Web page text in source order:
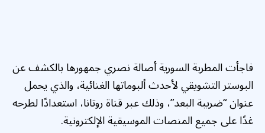
فاجأت المطربة السوريةأصالةنصري جمهورها بالكشف عن
البوستر التشويقي لأحدث ألبوماتها الغنائية، والذي يحمل
عنوان “ضريبة البعد”، وذلك عبر قناة روتانا، استعدادًا لطرحه
غدًا على جميع المنصات الموسيقية الإلكترونية.